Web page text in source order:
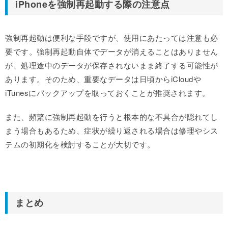
iPhoneを強制再起動する際の注意点
強制再起動は便利な手段ですが、使用にあたっては注意も必
要です。強制再起動自体でデータが消えることはありません
が、処理途中のデータが保存されないまま終了する可能性が
あります。そのため、重要なデータは日頃からiCloudや
iTunesにバックアップを取っておくことが推奨されます。
また、頻繁に強制再起動を行うと根本的な不具合が隠れてし
まう場合もあるため、症状が繰り返される場合は修理やシス
テムの初期化を検討することが大切です。
まとめ